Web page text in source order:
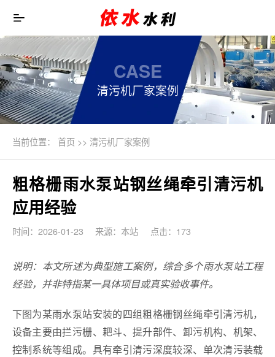
CASE
清污机厂家案例
当前位置： 首页>> 清污机厂家案例
粗格栅雨水泵站钢丝绳牵引清污机
应用经验
时间：2026-01-23 来源：本站 点击：173
说明：本文所述为典型施工案例，综合多个雨水泵站工程
经验，并非特指某一具体项目或真实验收事件。
下图为某雨水泵站安装的四组粗格栅钢丝绳牵引清污机，
设备主要由拦污栅、耙斗、提升部件、卸污机构、机架、
控制系统等组成。具有牵引清污深度较深、单次清污装载